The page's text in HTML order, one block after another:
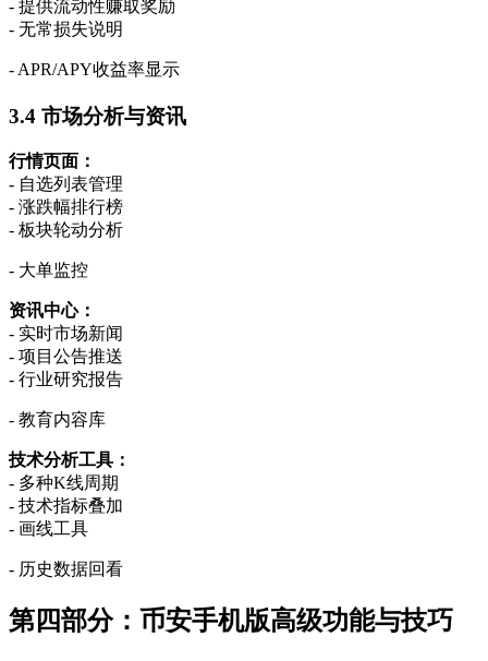
- 提供流动性赚取奖励
- 无常损失说明
- APR/APY收益率显示
3.4 市场分析与资讯
行情页面：
- 自选列表管理
- 涨跌幅排行榜
- 板块轮动分析
- 大单监控
资讯中心：
- 实时市场新闻
- 项目公告推送
- 行业研究报告
- 教育内容库
技术分析工具：
- 多种K线周期
- 技术指标叠加
- 画线工具
- 历史数据回看
第四部分：币安手机版高级功能与技巧